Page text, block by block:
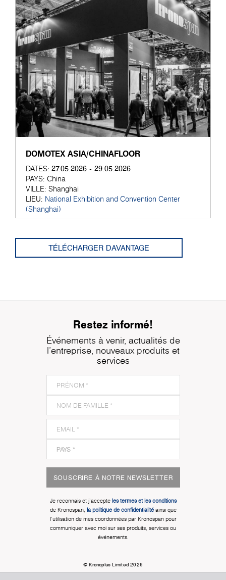
DOMOTEX ASIA/CHINAFLOOR
DATES: 27.05.2026 - 29.05.2026
PAYS: China
VILLE: Shanghai
LIEU: National Exhibition and Convention Center
(Shanghai)
TÉLÉCHARGER DAVANTAGE
Restez informé!
Événements à venir, actualités de
l'entreprise, nouveaux produits et
services
SOUSCRIRE À NOTRE NEWSLETTER
Je reconnais et j'accepte les termes et les conditions
de Kronospan, la politique de confidentialitéainsi que
l'utilisation de mes coordonnées par Kronospan pour
communiquer avec moi sur ses produits, services ou
événements.
© Kronoplus Limited 2026